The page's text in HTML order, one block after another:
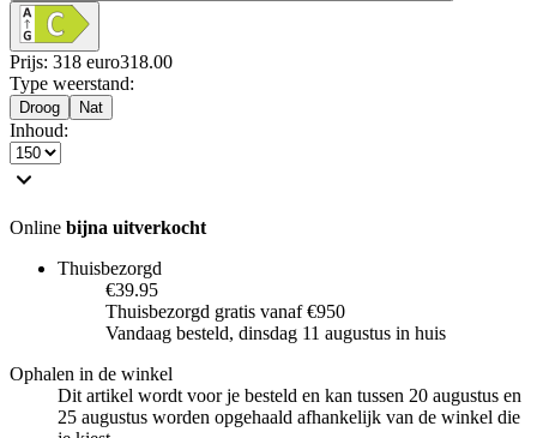
Prijs: 318 euro318.00
Type weerstand:
Droog Nat
Inhoud:
Online bijna uitverkocht
Thuisbezorgd
€39.95
Thuisbezorgd gratis vanaf €950
Vandaag besteld, dinsdag 11 augustus in huis
Ophalen in de winkel
Dit artikel wordt voor je besteld en kan tussen 20 augustus en
25 augustus worden opgehaald afhankelijk van de winkel die